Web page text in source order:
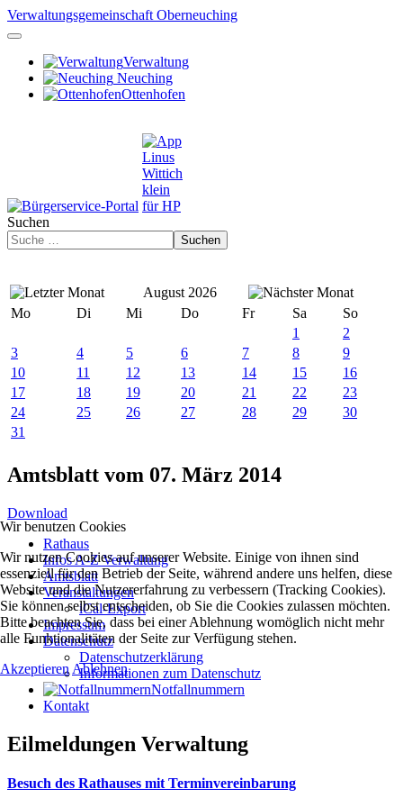
Verwaltungsgemeinschaft Oberneuching
Verwaltung
Neuching
Ottenhofen
Suchen
Suchen
August 2026
Mo
Di Mi Do Fr Sa
So
1
2
3
4 5 6 7 8
9
10
11 12 13 14 15
16
17
18 19 20 21 22
23
24
25 26 27 28 29
30
31
Amtsblatt vom 07. März 2014
Download
Rathaus
Infos A-Z Verwaltung
Amtsblatt
Veranstaltungen
iCal-Export
Impressum
Datenschutz
Datenschutzerklärung
Informationen zum Datenschutz
Notfallnummern
Kontakt
Eilmeldungen Verwaltung
Besuch des Rathauses mit Terminvereinbarung
Wir benutzen Cookies
Wir nutzen Cookies auf unserer Website. Einige von ihnen sind
essenziell für den Betrieb der Seite, während andere uns helfen, diese
Website und die Nutzererfahrung zu verbessern (Tracking Cookies).
Sie können selbst entscheiden, ob Sie die Cookies zulassen möchten.
Bitte beachten Sie, dass bei einer Ablehnung womöglich nicht mehr
alle Funktionalitäten der Seite zur Verfügung stehen.
Akzeptieren Ablehnen